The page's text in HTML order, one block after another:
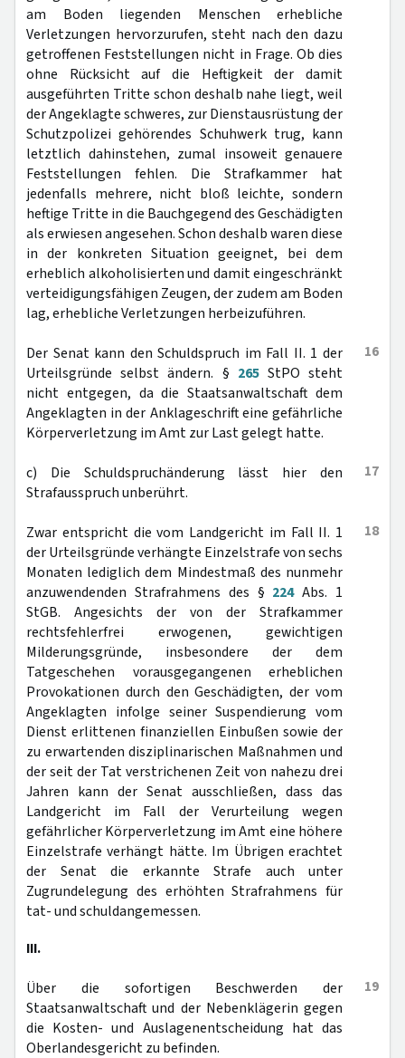
am Boden liegenden Menschen erhebliche
Verletzungen hervorzurufen, steht nach den dazu
getroffenen Feststellungen nicht in Frage. Ob dies
ohne Rücksicht auf die Heftigkeit der damit
ausgeführten Tritte schon deshalb nahe liegt, weil
der Angeklagte schweres, zur Dienstausrüstung der
Schutzpolizei gehörendes Schuhwerk trug, kann
letztlich dahinstehen, zumal insoweit genauere
Feststellungen fehlen. Die Strafkammer hat
jedenfalls mehrere, nicht bloß leichte, sondern
heftige Tritte in die Bauchgegend des Geschädigten
als erwiesen angesehen. Schon deshalb waren diese
in der konkreten Situation geeignet, bei dem
erheblich alkoholisierten und damit eingeschränkt
verteidigungsfähigen Zeugen, der zudem am Boden
lag, erhebliche Verletzungen herbeizuführen.
16
Der Senat kann den Schuldspruch im Fall II. 1 der
Urteilsgründe selbst ändern. § 265StPO steht
nicht entgegen, da die Staatsanwaltschaft dem
Angeklagten in der Anklageschrift eine gefährliche
Körperverletzung im Amt zur Last gelegt hatte.
17
c) Die Schuldspruchänderung lässt hier den
Strafausspruch unberührt.
18
Zwar entspricht die vom Landgericht im Fall II. 1
der Urteilsgründe verhängte Einzelstrafe von sechs
Monaten lediglich dem Mindestmaß des nunmehr
anzuwendenden Strafrahmens des § 224Abs. 1
StGB. Angesichts der von der Strafkammer
rechtsfehlerfrei erwogenen, gewichtigen
Milderungsgründe, insbesondere der dem
Tatgeschehen vorausgegangenen erheblichen
Provokationen durch den Geschädigten, der vom
Angeklagten infolge seiner Suspendierung vom
Dienst erlittenen finanziellen Einbußen sowie der
zu erwartenden disziplinarischen Maßnahmen und
der seit der Tat verstrichenen Zeit von nahezu drei
Jahren kann der Senat ausschließen, dass das
Landgericht im Fall der Verurteilung wegen
gefährlicher Körperverletzung im Amt eine höhere
Einzelstrafe verhängt hätte. Im Übrigen erachtet
der Senat die erkannte Strafe auch unter
Zugrundelegung des erhöhten Strafrahmens für
tat- und schuldangemessen.
III.
19
Über die sofortigen Beschwerden der
Staatsanwaltschaft und der Nebenklägerin gegen
die Kosten- und Auslagenentscheidung hat das
Oberlandesgericht zu befinden.